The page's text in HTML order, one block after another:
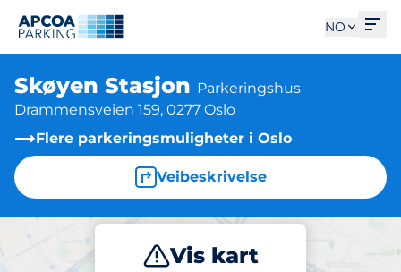
NO
Skøyen Stasjon Parkeringshus
Drammensveien 159, 0277 Oslo
Flere parkeringsmuligheter i Oslo
Veibeskrivelse
Vis kart
Parkering